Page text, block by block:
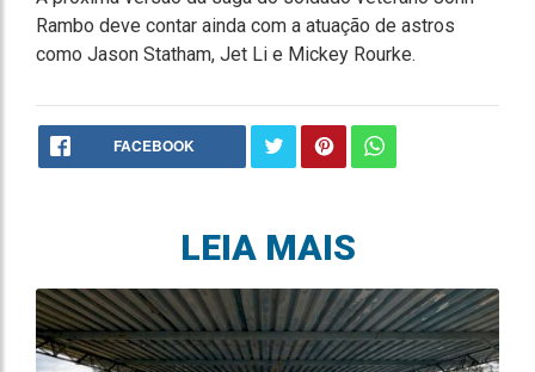
Rambo deve contar ainda com a atuação de astros
como Jason Statham, Jet Li e Mickey Rourke.
FACEBOOK
LEIA MAIS